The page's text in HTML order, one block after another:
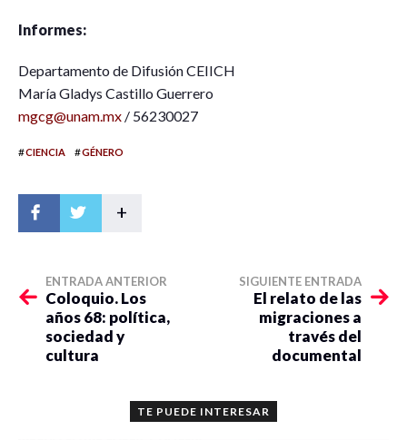
Informes:
Departamento de Difusión CEIICH
María Gladys Castillo Guerrero
mgcg@unam.mx / 56230027
#CIENCIA #GÉNERO
+
ENTRADA ANTERIOR
Coloquio. Los
años 68: política,
sociedad y
cultura
SIGUIENTE ENTRADA
El relato de las
migraciones a
través del
documental
TE PUEDE INTERESAR